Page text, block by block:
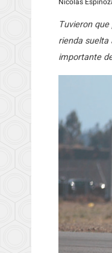
Tuvieron
rienda
importante